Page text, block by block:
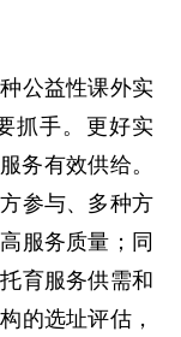
公益性课外实
抓手。更好实
务有效供给。
参与、多种方
服务质量；同
育服务供需和
的选址评估，